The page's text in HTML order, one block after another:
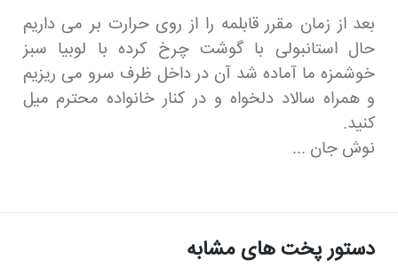
بعد از زمان مقرر قابلمه را از روی حرارت بر می داریم
حال استانبولی با گوشت چرخ کرده با لوبیا سبز
خوشمزه ما آماده شد آن در داخل ظرف سرو می ریزیم
و همراه سالاد دلخواه و در کنار خانواده محترم میل
کنید.
نوش جان ...
دستور پخت های مشابه